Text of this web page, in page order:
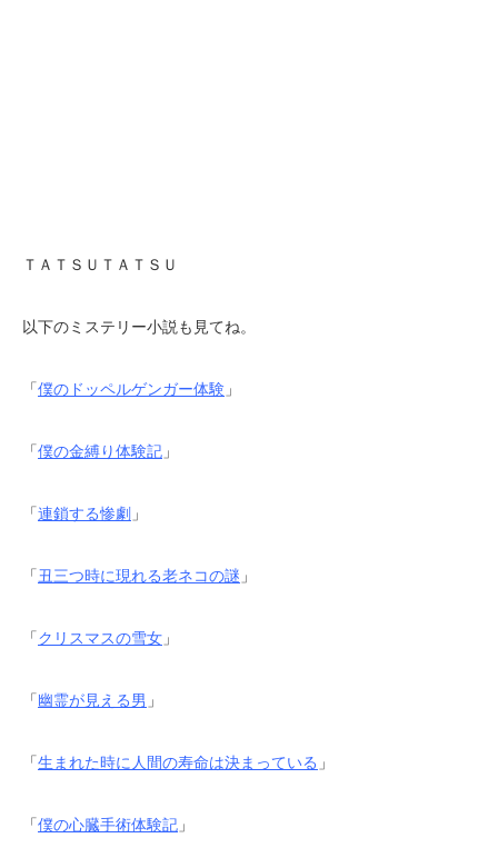
ＴＡＴＳＵＴＡＴＳＵ
以下のミステリー小説も見てね。
「僕のドッペルゲンガー体験 」
「僕の金縛り体験記 」
「連鎖する惨劇 」
「丑三つ時に現れる老ネコの謎 」
「クリスマスの雪女 」
「幽霊が見える男 」
「生まれた時に人間の寿命は決まっている 」
「僕の心臓手術体験記 」